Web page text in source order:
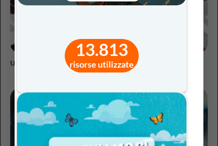
13.813
risorse utilizzate
Universal Design for Learning: la scuola che parte da tutti